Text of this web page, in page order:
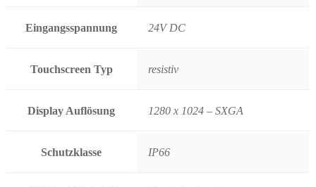
Eingangsspannung 24V DC
Touchscreen Typ resistiv
Display Auflösung 1280 x 1024 – SXGA
Schutzklasse IP66